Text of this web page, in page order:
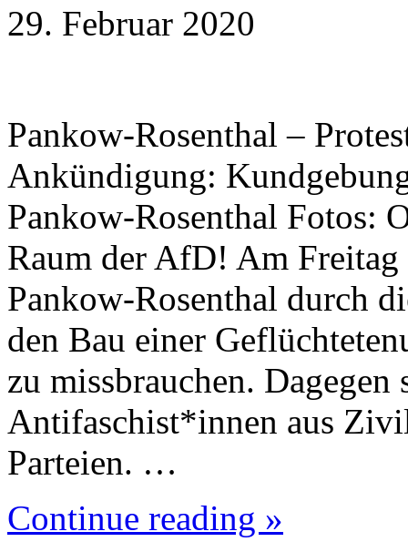
29. Februar 2020
Pankow-Rosenthal –
Ankündigung:
Pankow-Rosenthal Fotos:
Raum der AfD! Am
Pankow-Rosenthal durch
den Bau einer
zu missbrauchen.
Antifaschist*innen aus
Parteien. …
Continue reading »